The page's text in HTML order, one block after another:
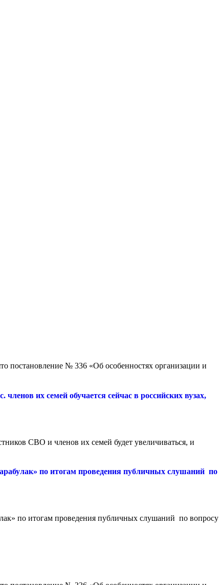
постановление № 336 «Об особенностях организации и
их семей обучается сейчас в российских вузах,
СВО и членов их семей будет увеличиваться, и
по итогам проведения публичных слушаний по
по итогам проведения публичных слушаний по вопросу